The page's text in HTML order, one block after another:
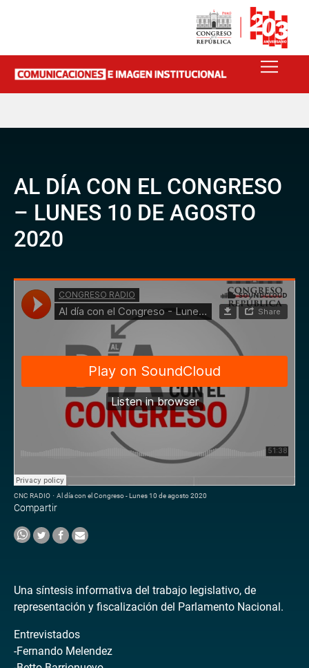
AL DÍA CON EL CONGRESO
– LUNES 10 DE AGOSTO
2020
CNC RADIO · Al día con el Congreso - Lunes 10 de agosto 2020
Compartir
Una síntesis informativa del trabajo legislativo, de
representación y fiscalización del Parlamento Nacional.
Entrevistados
-Fernando Melendez